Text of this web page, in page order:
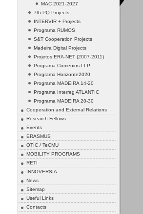
MAC 2021-2027
7th PQ Projects
INTERVIR + Projects
Programa RUMOS
S&T Cooperation Projects
Madeira Digital Projects
Projetos ERA-NET (2007-2011)
Programa Comenius LLP
Programa Horizonte2020
Programa MADEIRA 14-20
Programa Interreg ATLANTIC
Programa MADEIRA 20-30
Cooperation and External Relations
Research Fellows
Events
ERASMUS
OTIC / TeCMU
MOBILITY PROGRAMS
RETI
INNOVERSIA
News
Sitemap
Useful Links
Contacts